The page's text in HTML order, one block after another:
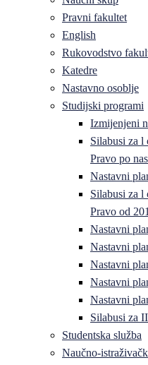
Pravni fakultet
English
Rukovodstvo
Katedre
Nastavno osoblje
Studijski programi
Izmijenjeni
Silabusi za l
Pravo po
Nastavni
Silabusi za l
Pravo od
Nastavni
Nastavni
Nastavni
Nastavni
Nastavni
Silabusi za
Studentska služba
Naučno-